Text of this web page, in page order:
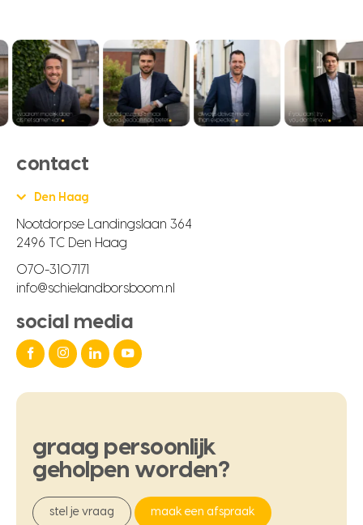
contact
Den Haag
Nootdorpse Landingslaan 364
2496 TC Den Haag
070-3107171
info@schielandborsboom.nl
social media
graag persoonlijk
geholpen worden?
stel je vraag maak een afspraak